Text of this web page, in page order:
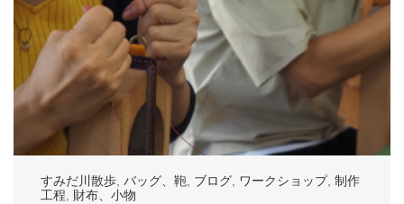
すみだ川散歩 バッグ、鞄 ブログ ワークショップ, 制作
工程
財布、小物